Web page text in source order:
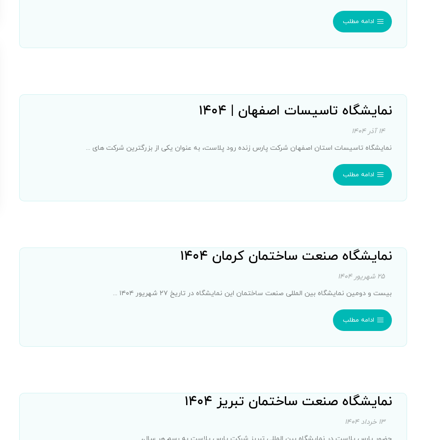
ادامه مطلب
نمایشگاه تاسیسات اصفهان | ۱۴۰۴
۱۴ آذر ۱۴۰۴
نمایشگاه تاسیسات استان اصفهان شرکت پارس زنده رود پلاست، به عنوان یکی از بزرگترین شرکت های ...
ادامه مطلب
نمایشگاه صنعت ساختمان کرمان ۱۴۰۴
۲۵ شهریور ۱۴۰۴
بیست و دومین نمایشگاه بین المللی صنعت ساختمان این نمایشگاه در تاریخ ۲۷ شهریور ۱۴۰۴ ...
ادامه مطلب
نمایشگاه صنعت ساختمان تبریز ۱۴۰۴
۱۳ خرداد ۱۴۰۴